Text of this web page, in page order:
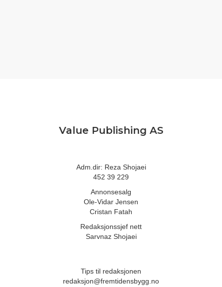
Value Publishing AS
Adm.dir: Reza Shojaei
452 39 229
Annonsesalg
Ole-Vidar Jensen
Cristan Fatah
Redaksjonssjef nett
Sarvnaz Shojaei
Tips til redaksjonen
redaksjon@fremtidensbygg.no